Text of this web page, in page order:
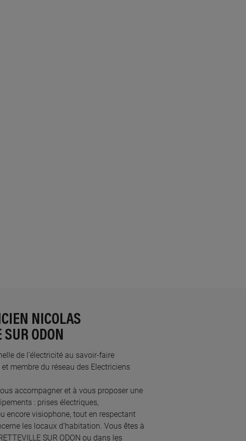
NICOLAS
ODON
de l’électricité au savoir-faire
et membre du réseau des Electriciens
accompagner et à vous proposer une
: prises électriques,
encore visiophone, tout en respectant
les locaux d’habitation. Vous êtes à
SUR ODON ou dans les